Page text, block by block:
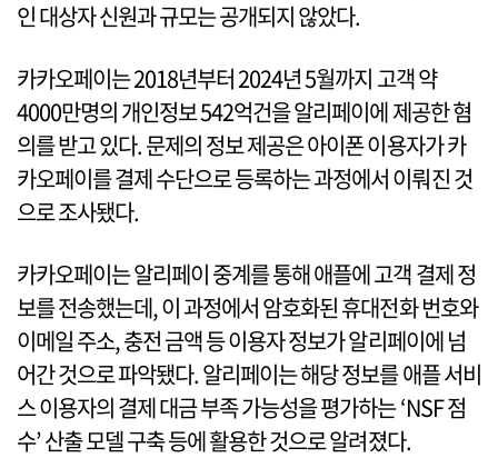
인 대상자 신원과 규모는 공개되지 않았다.
카카오페이는 2018년부터 2024년 5월까지 고객 약
4000만명의 개인정보 542억건을 알리페이에 제공한 혐
의를 받고 있다. 문제의 정보 제공은 아이폰 이용자가 카
카오페이를 결제 수단으로 등록하는 과정에서 이뤄진 것
으로 조사됐다.
카카오페이는 알리페이 중계를 통해 애플에 고객 결제 정
보를 전송했는데, 이 과정에서 암호화된 휴대전화 번호와
이메일 주소, 충전 금액 등 이용자 정보가 알리페이에 넘
어간 것으로 파악됐다. 알리페이는 해당 정보를 애플 서비
스 이용자의 결제 대금 부족 가능성을 평가하는 ‘NSF 점
수’ 산출 모델 구축 등에 활용한 것으로 알려졌다.